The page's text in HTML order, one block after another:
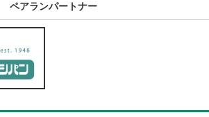
ペアランパートナー